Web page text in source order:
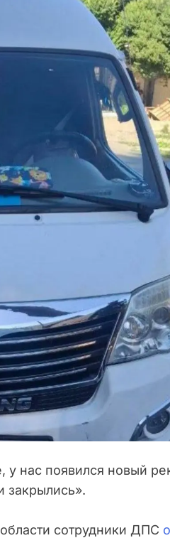
у нас появился новый
закрылись».
сотрудники ДПС